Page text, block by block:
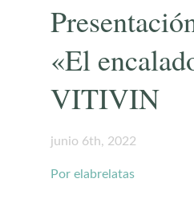
«El
VITIVIN
junio 6th, 2022
Por elabrelatas